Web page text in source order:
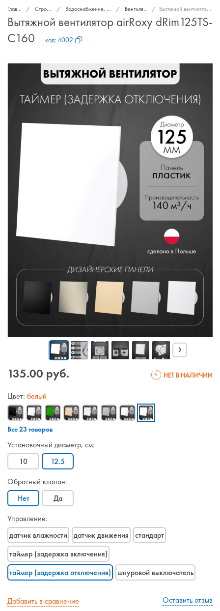
Главная Стройка и ремонт Водоснабжение, канализация, вентиляция Вентиляторы вытяжные Вытяжной вентилятор airRoxy dRim125TS-C160
Вытяжной вентилятор airRoxy dRim125TS-
C160
код:4002
›
135.00 руб. НЕТ В НАЛИЧИИ
Цвет: белый
Все 23 товаров
Установочный диаметр, см:
10
12.5
Обратный клапан:
Нет
Да
Управление:
датчик влажности
датчик движения
стандарт
таймер (задержка включения)
таймер (задержка отключения)
шнуровой выключатель
Добавить в сравнение Оставить отзыв